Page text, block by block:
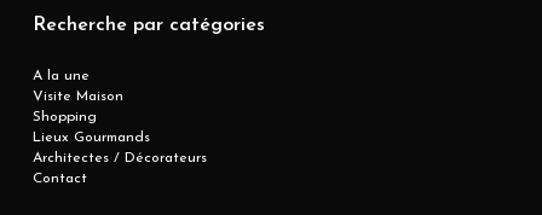
Recherche par catégories
A la une
Visite Maison
Shopping
Lieux Gourmands
Architectes / Décorateurs
Contact